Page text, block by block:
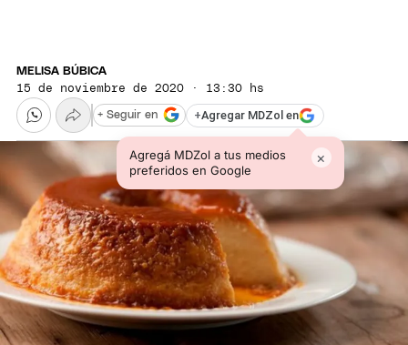
MELISA BÚBICA
15 de noviembre de 2020 · 13:30 hs
+Agregar MDZol en
Agregá MDZol a tus medios
preferidos en Google
×
+ Seguir en